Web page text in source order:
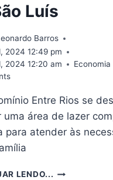
Luís
Barros
2024 12:49 pm
2024 12:20 am
Entre Rios se
uma área de lazer
para atender às
LENDO... ENTRE